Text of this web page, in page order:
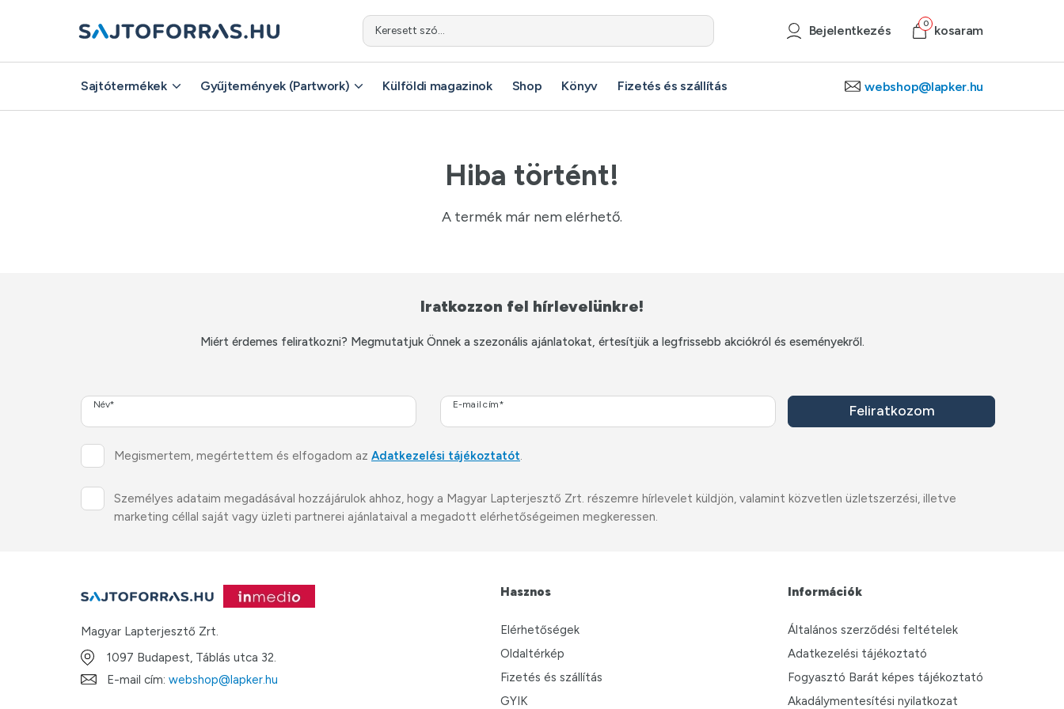
Keresett szó... Bejelentkezés kosaram
0
Sajtótermékek Gyűjtemények (Partwork) Külföldi magazinok Shop Könyv Fizetés és szállítás webshop@lapker.hu
Hiba történt!
A termék már nem elérhető.
Iratkozzon fel hírlevelünkre!
Miért érdemes feliratkozni? Megmutatjuk Önnek a szezonális ajánlatokat, értesítjük a legfrissebb akciókról és eseményekről.
Név* E-mail cím* Feliratkozom
Megismertem, megértettem és elfogadom az Adatkezelési tájékoztatót.
Személyes adataim megadásával hozzájárulok ahhoz, hogy a Magyar Lapterjesztő Zrt. részemre hírlevelet küldjön, valamint közvetlen üzletszerzési, illetve
marketing céllal saját vagy üzleti partnerei ajánlataival a megadott elérhetőségeimen megkeressen.
Magyar Lapterjesztő Zrt.
1097 Budapest, Táblás utca 32.
E-mail cím: webshop@lapker.hu
Hasznos
Elérhetőségek
Oldaltérkép
Fizetés és szállítás
GYIK
Információk
Általános szerződési feltételek
Adatkezelési tájékoztató
Fogyasztó Barát képes tájékoztató
Akadálymentesítési nyilatkozat
Keresett szó... Bejelentkezés kosaram
0
Sajtótermékek Gyűjtemények (Partwork) Külföldi magazinok Shop Könyv Fizetés és szállítás webshop@lapker.hu